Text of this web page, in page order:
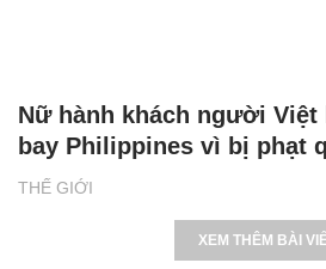
THẾ GIỚI
Nữ hành khách người Việt
bay Philippines vì bị phạt
XEM THÊM BÀI